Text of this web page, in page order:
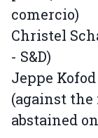
comercio)
Christel
- S&D)
Jeppe
(against the
abstained